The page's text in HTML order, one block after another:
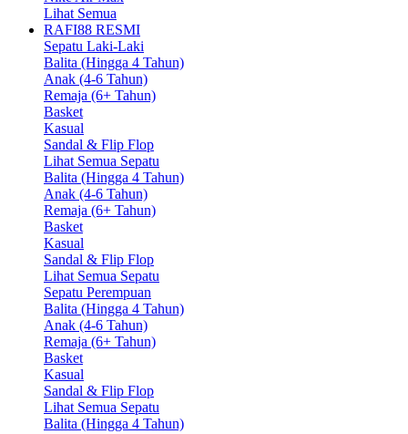
Lihat Semua
RAFI88 RESMI
Sepatu Laki-Laki
Balita (Hingga 4 Tahun)
Anak (4-6 Tahun)
Remaja (6+ Tahun)
Basket
Kasual
Sandal & Flip Flop
Lihat Semua Sepatu
Balita (Hingga 4 Tahun)
Anak (4-6 Tahun)
Remaja (6+ Tahun)
Basket
Kasual
Sandal & Flip Flop
Lihat Semua Sepatu
Sepatu Perempuan
Balita (Hingga 4 Tahun)
Anak (4-6 Tahun)
Remaja (6+ Tahun)
Basket
Kasual
Sandal & Flip Flop
Lihat Semua Sepatu
Balita (Hingga 4 Tahun)